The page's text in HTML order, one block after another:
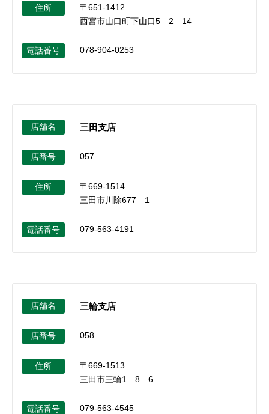
住所
〒651-1412
西宮市山口町下山口5―2―14
電話番号 078-904-0253
店舗名 三田支店
店番号 057
住所
〒669-1514
三田市川除677―1
電話番号 079-563-4191
店舗名 三輪支店
店番号 058
住所
〒669-1513
三田市三輪1―8―6
電話番号 079-563-4545